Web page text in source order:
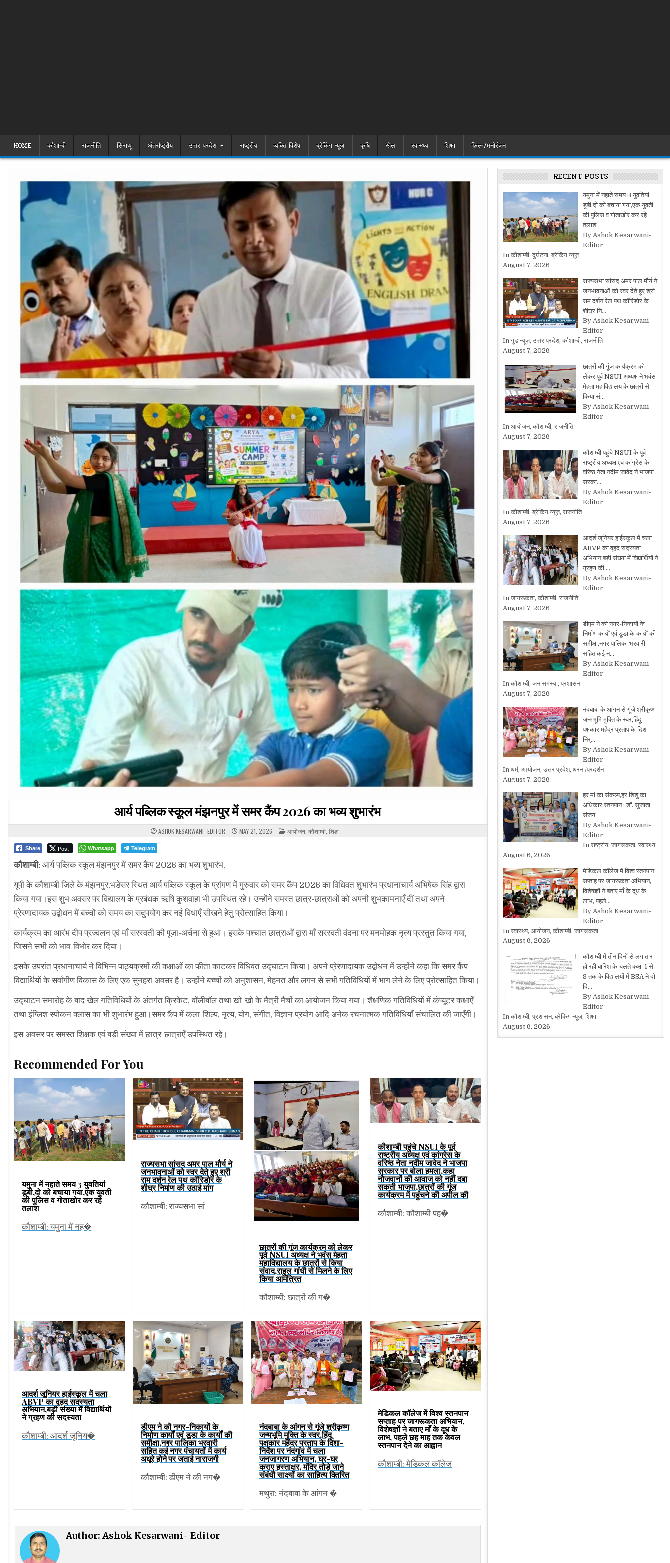
HOME कौशाम्बी राजनीति सिराथू अंतर्राष्ट्रीय उत्तर प्रदेश राष्ट्रीय व्यक्ति विशेष ब्रेकिंग न्यूज़ कृषि खेल स्वास्थ्य शिक्षा फ़िल्म/मनोरंजन
आर्य पब्लिक स्कूल मंझनपुर में समर कैंप 2026 का भव्य शुभारंभ
ASHOK KESARWANI- EDITOR MAY 21, 2026 POSTED
IN
आयोजन कौशाम्बी शिक्षा
Share Post Whatsapp Telegram
कौशाम्बी: आर्य पब्लिक स्कूल मंझनपुर में समर कैंप 2026 का भव्य शुभारंभ,
यूपी के कौशाम्बी जिले के मंझनपुर,भडेसर स्थित आर्य पब्लिक स्कूल के प्रांगण में गुरुवार को समर कैंप 2026 का विधिवत शुभारंभ प्रधानाचार्य अभिषेक सिंह द्वारा
किया गया।इस शुभ अवसर पर विद्यालय के प्रबंधक ऋषि कुशवाहा भी उपस्थित रहे। उन्होंने समस्त छात्र-छात्राओं को अपनी शुभकामनाएँ दीं तथा अपने
प्रेरणादायक उद्बोधन में बच्चों को समय का सदुपयोग कर नई विधाएँ सीखने हेतु प्रोत्साहित किया।
कार्यक्रम का आरंभ दीप प्रज्वलन एवं माँ सरस्वती की पूजा-अर्चना से हुआ। इसके पश्चात छात्राओं द्वारा माँ सरस्वती वंदना पर मनमोहक नृत्य प्रस्तुत किया गया,
जिसने सभी को भाव-विभोर कर दिया।
इसके उपरांत प्रधानाचार्य ने विभिन्न पाठ्यक्रमों की कक्षाओं का फीता काटकर विधिवत उद्घाटन किया। अपने प्रेरणादायक उद्बोधन में उन्होंने कहा कि समर कैंप
विद्यार्थियों के सर्वांगीण विकास के लिए एक सुनहरा अवसर है। उन्होंने बच्चों को अनुशासन, मेहनत और लगन से सभी गतिविधियों में भाग लेने के लिए प्रोत्साहित किया।
उद्घाटन समारोह के बाद खेल गतिविधियों के अंतर्गत क्रिकेट, वॉलीबॉल तथा खो-खो के मैत्री मैचों का आयोजन किया गया। शैक्षणिक गतिविधियों में कंप्यूटर कक्षाएँ
तथा इंग्लिश स्पोकन क्लास का भी शुभारंभ हुआ।समर कैंप में कला-शिल्प, नृत्य, योग, संगीत, विज्ञान प्रयोग आदि अनेक रचनात्मक गतिविधियाँ संचालित की जाएँगी।
इस अवसर पर समस्त शिक्षक एवं बड़ी संख्या में छात्र-छात्राएँ उपस्थित रहे।
Recommended For You
यमुना में नहाते समय 3 युवतियां
डूबी,दो को बचाया गया,एक युवती
की पुलिस व गोताखोर कर रहे
तलाश
कौशाम्बी: यमुना में नह�
राज्यसभा सांसद अमर पाल मौर्य ने
जनभावनाओं को स्वर देते हुए श्री
राम दर्शन रेल पथ कॉरिडोर के
शीघ्र निर्माण की उठाई मांग
कौशाम्बी: राज्यसभा सां
छात्रों की गूंज कार्यक्रम को लेकर
पूर्व NSUI अध्यक्ष ने भवंस मेहता
महाविद्यालय के छात्रों से किया
संवाद,राहुल गांधी से मिलने के लिए
किया आमंत्रित
कौशाम्बी: छात्रों की ग�
कौशाम्बी पहुंचे NSUI के पूर्व
राष्ट्रीय अध्यक्ष एवं कांग्रेस के
वरिष्ठ नेता नदीम जावेद ने भाजपा
सरकार पर बोला हमला,कहा
नौजवानों की आवाज को नहीं दबा
सकती भाजपा,छात्रों की गूंज
कार्यक्रम में पहुंचने की अपील की
कौशाम्बी: कौशाम्बी पह�
आदर्श जूनियर हाईस्कूल में चला
ABVP का वृहद सदस्यता
अभियान,बड़ी संख्या में विद्यार्थियों
ने ग्रहण की सदस्यता
कौशाम्बी: आदर्श जूनिय�
डीएम ने की नगर-निकायों के
निर्माण कार्यों एवं डूडा के कार्यों की
समीक्षा,नगर पालिका भरवारी
सहित कई नगर पंचायतों में कार्य
अधूरे होने पर जताई नाराजगी
कौशाम्बी: डीएम ने की नग�
नंदबाबा के आंगन से गूंजे श्रीकृष्ण
जन्मभूमि मुक्ति के स्वर,हिंदू
पक्षकार महेंद्र प्रताप के दिशा-
निर्देश पर नंदगांव में चला
जनजागरण अभियान, घर-घर
कराए हस्ताक्षर, मंदिर तोड़े जाने
संबंधी साक्ष्यों का साहित्य वितरित
मथुरा: नंदबाबा के आंगन �
मेडिकल कॉलेज में विश्व स्तनपान
सप्ताह पर जागरूकता अभियान,
विशेषज्ञों ने बताए माँ के दूध के
लाभ, पहले छह माह तक केवल
स्तनपान देने का आह्वान
कौशाम्बी: मेडिकल कॉलेज
Author:Ashok Kesarwani- Editor
RECENT POSTS
यमुना में नहाते समय 3 युवतियां
डूबी,दो को बचाया गया,एक युवती
की पुलिस व गोताखोर कर रहे
तलाश
By Ashok Kesarwani-
Editor
In कौशाम्बी, दुर्घटना, ब्रेकिंग न्यूज़
August 7, 2026
राज्यसभा सांसद अमर पाल मौर्य ने
जनभावनाओं को स्वर देते हुए श्री
राम दर्शन रेल पथ कॉरिडोर के
शीघ्र नि…
By Ashok Kesarwani-
Editor
In गुड न्यूज़, उत्तर प्रदेश, कौशाम्बी, राजनीति
August 7, 2026
छात्रों की गूंज कार्यक्रम को
लेकर पूर्व NSUI अध्यक्ष ने भवंस
मेहता महाविद्यालय के छात्रों से
किया सं…
By Ashok Kesarwani-
Editor
In आयोजन, कौशाम्बी, राजनीति
August 7, 2026
कौशाम्बी पहुंचे NSUI के पूर्व
राष्ट्रीय अध्यक्ष एवं कांग्रेस के
वरिष्ठ नेता नदीम जावेद ने भाजपा
सरका…
By Ashok Kesarwani-
Editor
In कौशाम्बी, ब्रेकिंग न्यूज़, राजनीति
August 7, 2026
आदर्श जूनियर हाईस्कूल में चला
ABVP का वृहद सदस्यता
अभियान,बड़ी संख्या में विद्यार्थियों ने
ग्रहण की …
By Ashok Kesarwani-
Editor
In जागरूकता, कौशाम्बी, राजनीति
August 7, 2026
डीएम ने की नगर-निकायों के
निर्माण कार्यों एवं डूडा के कार्यों की
समीक्षा,नगर पालिका भरवारी
सहित कई न…
By Ashok Kesarwani-
Editor
In कौशाम्बी, जन समस्या, प्रशासन
August 7, 2026
नंदबाबा के आंगन से गूंजे श्रीकृष्ण
जन्मभूमि मुक्ति के स्वर,हिंदू
पक्षकार महेंद्र प्रताप के दिशा-
निर्…
By Ashok Kesarwani-
Editor
In धर्म, आयोजन, उत्तर प्रदेश, धरना/प्रदर्शन
August 7, 2026
हर मां का संकल्प,हर शिशु का
अधिकार:स्तनपान : डॉ. सुजाता
संजय
By Ashok Kesarwani-
Editor
In राष्ट्रीय, जागरूकता, स्वास्थ्य
August 6, 2026
मेडिकल कॉलेज में विश्व स्तनपान
सप्ताह पर जागरूकता अभियान,
विशेषज्ञों ने बताए माँ के दूध के
लाभ, पहले…
By Ashok Kesarwani-
Editor
In स्वास्थ्य, आयोजन, कौशाम्बी, जागरूकता
August 6, 2026
कौशाम्बी में तीन दिनों से लगातार
हो रही बारिश के चलते कक्षा 1 से
8 तक के विद्यालयों में BSA ने दो
दि…
By Ashok Kesarwani-
Editor
In कौशाम्बी, प्रशासन, ब्रेकिंग न्यूज़, शिक्षा
August 6, 2026